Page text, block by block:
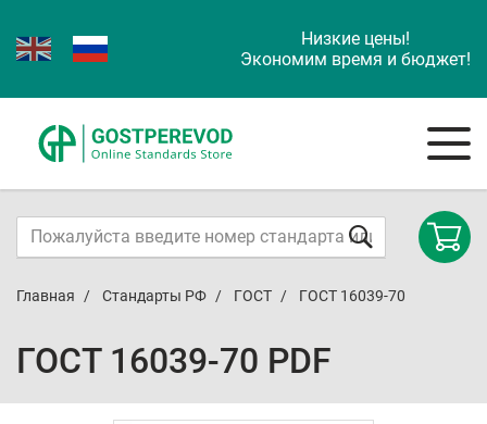
Низкие цены!
Экономим время и бюджет!
Главная Стандарты РФ ГОСТ ГОСТ 16039-70
ГОСТ 16039-70 PDF